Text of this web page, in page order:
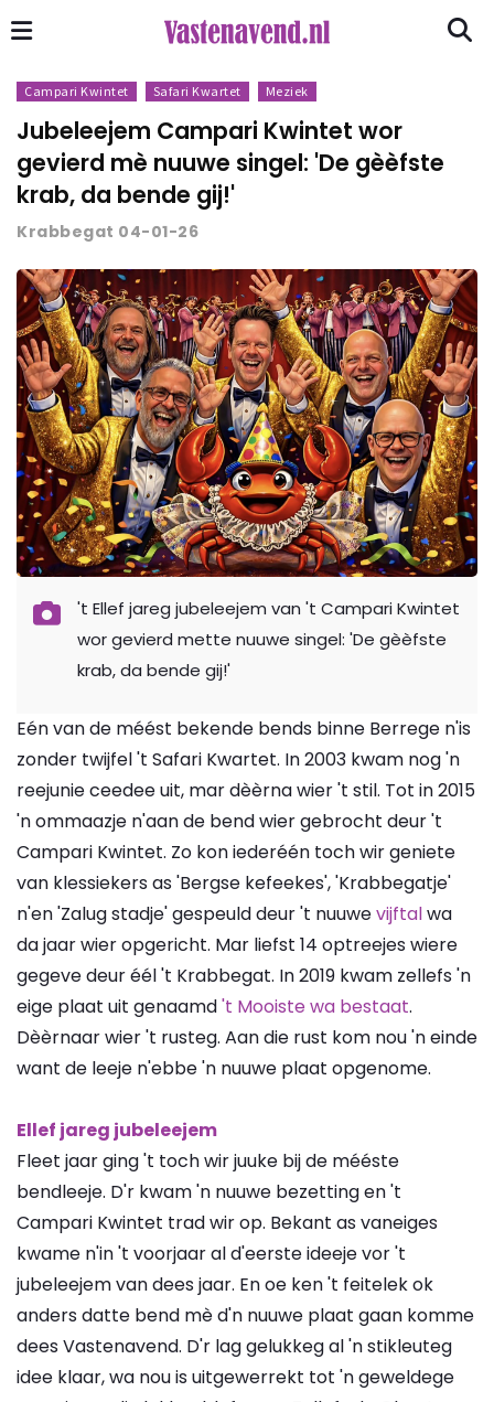
Campari Kwintet Safari Kwartet Meziek
Jubeleejem Campari Kwintet wor
gevierd mè nuuwe singel: 'De gèèfste
krab, da bende gij!'
Krabbegat 04-01-26
't Ellef jareg jubeleejem van 't Campari Kwintet
wor gevierd mette nuuwe singel: 'De gèèfste
krab, da bende gij!'
Eén van de méést bekende bends binne Berrege n'is
zonder twijfel 't Safari Kwartet. In 2003 kwam nog 'n
reejunie ceedee uit, mar dèèrna wier 't stil. Tot in 2015
'n ommaazje n'aan de bend wier gebrocht deur 't
Campari Kwintet. Zo kon iederéén toch wir geniete
van klessiekers as 'Bergse kefeekes', 'Krabbegatje'
n'en 'Zalug stadje' gespeuld deur 't nuuwevijftalwa
da jaar wier opgericht. Mar liefst 14 optreejes wiere
gegeve deur éél 't Krabbegat. In 2019 kwam zellefs 'n
eige plaat uit genaamd't Mooiste wa bestaat.
Dèèrnaar wier 't rusteg. Aan die rust kom nou 'n einde
want de leeje n'ebbe 'n nuuwe plaat opgenome.
Ellef jareg jubeleejem
Fleet jaar ging 't toch wir juuke bij de mééste
bendleeje. D'r kwam 'n nuuwe bezetting en 't
Campari Kwintet trad wir op. Bekant as vaneiges
kwame n'in 't voorjaar al d'eerste ideeje vor 't
jubeleejem van dees jaar. En oe ken 't feitelek ok
anders datte bend mè d'n nuuwe plaat gaan komme
dees Vastenavend. D'r lag gelukkeg al 'n stikleuteg
idee klaar, wa nou is uitgewerrekt tot 'n geweldege